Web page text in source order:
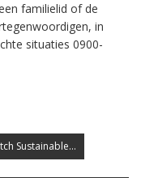
familielid of de
in
situaties 0900-
Sustainable...